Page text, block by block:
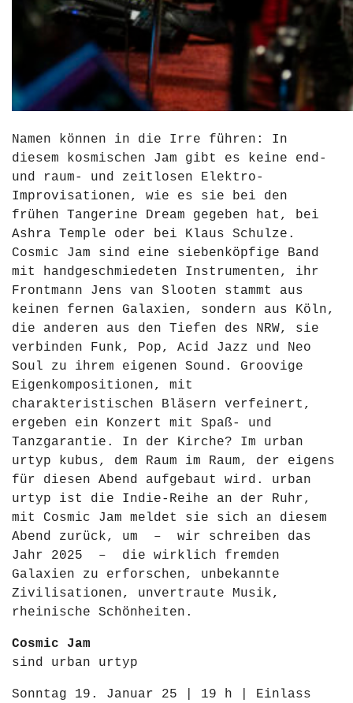
Namen können in die Irre führen: In
diesem kosmischen Jam gibt es keine end-
und raum- und zeitlosen Elektro-
Improvisationen, wie es sie bei den
frühen Tangerine Dream gegeben hat, bei
Ashra Temple oder bei Klaus Schulze.
Cosmic Jam sind eine siebenköpfige Band
mit handgeschmiedeten Instrumenten, ihr
Frontmann Jens van Slooten stammt aus
keinen fernen Galaxien, sondern aus Köln,
die anderen aus den Tiefen des NRW, sie
verbinden Funk, Pop, Acid Jazz und Neo
Soul zu ihrem eigenen Sound. Groovige
Eigenkompositionen, mit
charakteristischen Bläsern verfeinert,
ergeben ein Konzert mit Spaß- und
Tanzgarantie. In der Kirche? Im urban
urtyp kubus, dem Raum im Raum, der eigens
für diesen Abend aufgebaut wird. urban
urtyp ist die Indie-Reihe an der Ruhr,
mit Cosmic Jam meldet sie sich an diesem
Abend zurück, um – wir schreiben das
Jahr 2025 – die wirklich fremden
Galaxien zu erforschen, unbekannte
Zivilisationen, unvertraute Musik,
rheinische Schönheiten.
Cosmic Jam
sind urban urtyp
Sonntag 19. Januar 25 | 19 h | Einlass